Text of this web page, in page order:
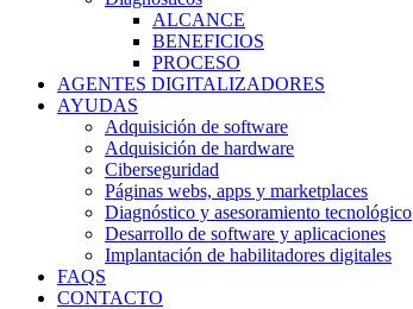
ALCANCE
BENEFICIOS
PROCESO
AGENTES DIGITALIZADORES
AYUDAS
Adquisición de software
Adquisición de hardware
Ciberseguridad
Páginas webs, apps y marketplaces
Diagnóstico y asesoramiento tecnológico
Desarrollo de software y aplicaciones
Implantación de habilitadores digitales
FAQS
CONTACTO